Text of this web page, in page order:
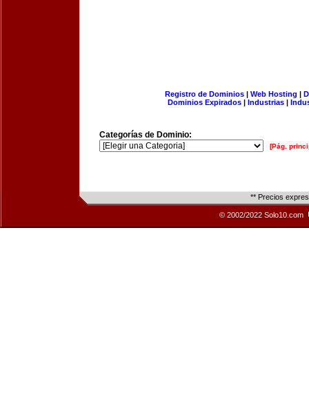
Registro de Dominios| Web Hosting |
Dominios Expirados | Industrias |
Categorías de Dominio:
[Pág.
** Precios
© 2002/2022 Solo10.com